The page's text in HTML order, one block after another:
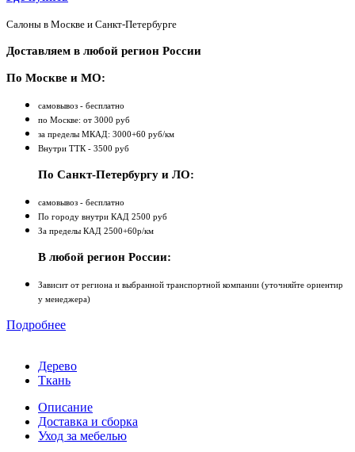
Салоны в Москве и Санкт-Петербурге
Доставляем в любой регион России
По Москве и МО:
самовывоз - бесплатно
по Москве: от 3000 руб
за пределы МКАД: 3000+60 руб/км
Внутри ТТК - 3500 руб
По Санкт-Петербургу и ЛО:
самовывоз - бесплатно
По городу внутри КАД 2500 руб
За пределы КАД 2500+60р/км
В любой регион России:
Зависит от региона и выбранной транспортной компании (уточняйте ориентир
у менеджера)
Подробнее
Дерево
Ткань
Описание
Доставка и сборка
Уход за мебелью